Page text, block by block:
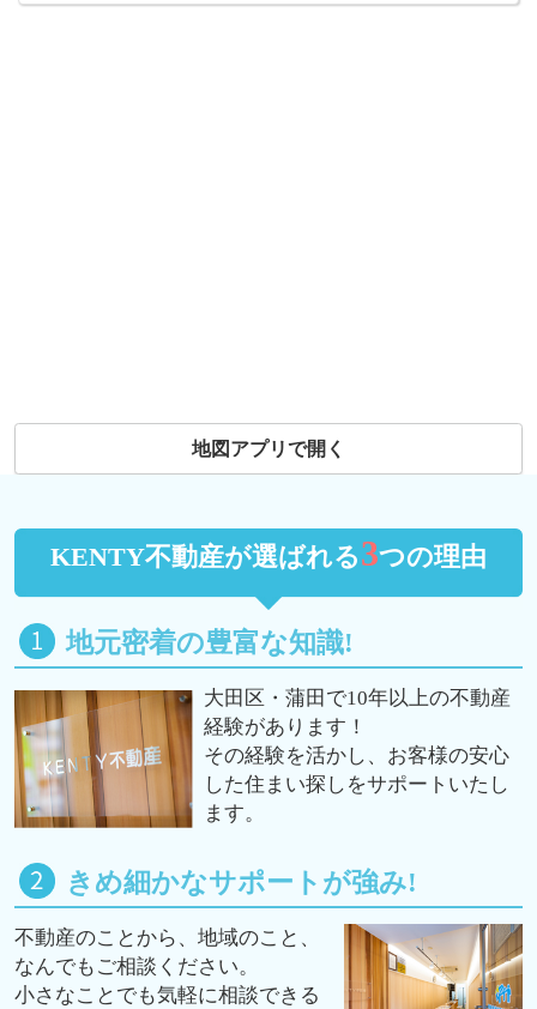
地図アプリで開く
KENTY不動産が選ばれる3つの理由
地元密着の豊富な知識!
大田区・蒲田で10年以上の不動産
経験があります！
その経験を活かし、お客様の安心
した住まい探しをサポートいたし
ます。
きめ細かなサポートが強み!
不動産のことから、地域のこと、
なんでもご相談ください。
小さなことでも気軽に相談できる